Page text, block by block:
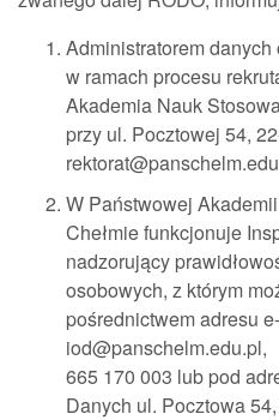
Administratorem
w ramach procesu
Akademia Nauk
przy ul. Pocztowej 54,
W Państwowej
Chełmie funkcjonuje
nadzorujący
osobowych, z którym
pośrednictwem adresu
iod@panschelm.edu.pl,
665 170 003 lub pod
Danych ul. Pocztowa